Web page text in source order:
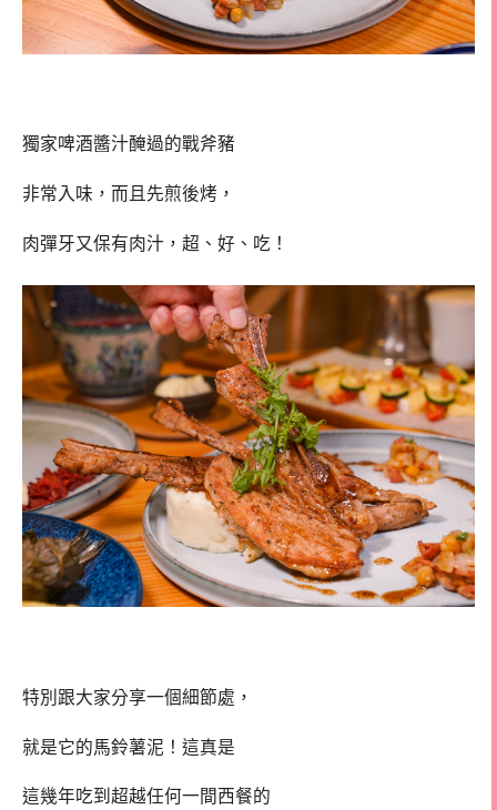
獨家啤酒醬汁醃過的戰斧豬
非常入味，而且先煎後烤，
肉彈牙又保有肉汁，超、好、吃！
特別跟大家分享一個細節處，
就是它的馬鈴薯泥！這真是
這幾年吃到超越任何一間西餐的